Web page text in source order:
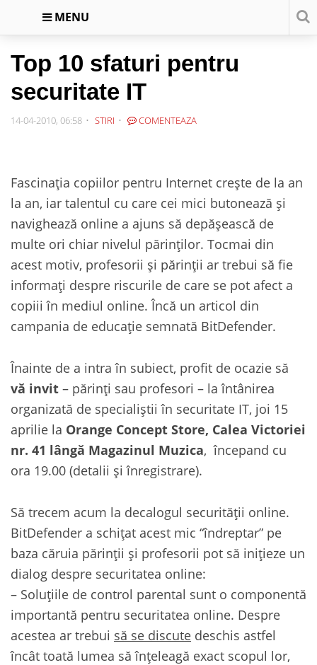
MENU
Top 10 sfaturi pentru
securitate IT
14-04-2010, 06:58 STIRI COMENTEAZA
Fascinaţia copiilor pentru Internet creşte de la an
la an, iar talentul cu care cei mici butonează şi
navighează online a ajuns să depăşească de
multe ori chiar nivelul părinţilor. Tocmai din
acest motiv, profesorii şi părinţii ar trebui să fie
informaţi despre riscurile de care se pot afect a
copiii în mediul online. Încă un articol din
campania de educaţie semnată BitDefender.
Înainte de a intra în subiect, profit de ocazie să
vă invit – părinţi sau profesori – la întânirea
organizată de specialiştii în securitate IT, joi 15
aprilie la Orange Concept Store, Calea Victoriei
nr. 41 lângă Magazinul Muzica, începand cu
ora 19.00 (detalii şi înregistrare).
Să trecem acum la decalogul securităţii online.
BitDefender a schiţat acest mic “îndreptar” pe
baza căruia părinţii şi profesorii pot să iniţieze un
dialog despre securitatea online:
– Soluţiile de control parental sunt o componentă
importantă pentru securitatea online. Despre
acestea ar trebui să se discute deschis astfel
încât toată lumea să înţeleagă exact scopul lor,